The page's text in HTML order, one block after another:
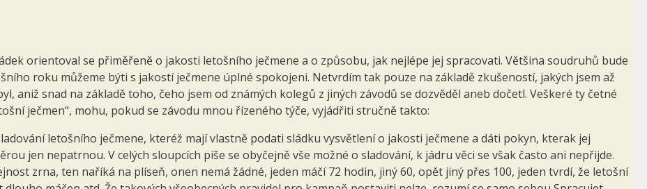
orientoval se přiměřeně o jakosti letošního ječmene a o způsobu, jak nejlépe jej spracovati. Většina soudruhů bude
roku můžeme býti s jakostí ječmene úplné spokojeni. Netvrdím tak pouze na základě zkušeností, jakých jsem až
aniž snad na základě toho, čeho jsem od známých kolegů z jiných závodů se dozvěděl aneb dočetl. Veškeré ty četné
ječmen“, mohu, pokud se závodu mnou řízeného týče, vyjádřiti stručně takto:
letošního ječmene, kteréž mají vlastně podati sládku vysvětlení o jakosti ječmene a dáti pokyn, kterak jej
jen nepatrnou. V celých sloupcích píše se obyčejně vše možné o sladování, k jádru věci se však často ani nepřijde.
zrna, ten naříká na plíseň, onen nemá žádné, jeden máčí 72 hodin, jiný 60, opět jiný přes 100, jeden tvrdí, že letošní